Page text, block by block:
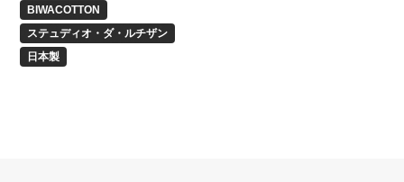
BIWACOTTON
ステュディオ・ダ・ルチザン
日本製